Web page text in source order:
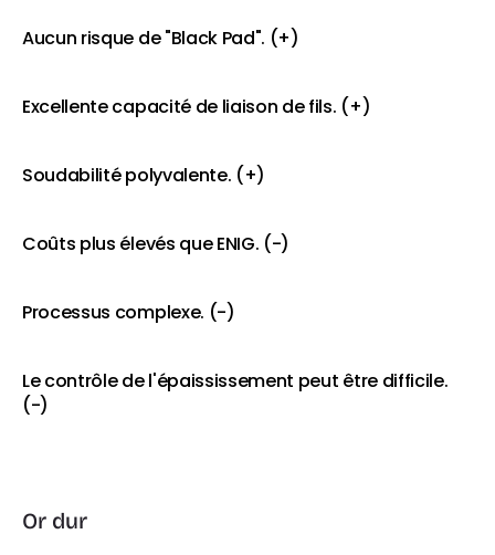
Aucun risque de "Black Pad". (+)
Excellente capacité de liaison de fils. (+)
Soudabilité polyvalente. (+)
Coûts plus élevés que ENIG. (-)
Processus complexe. (-)
Le contrôle de l'épaississement peut être difficile.
(-)
Or dur